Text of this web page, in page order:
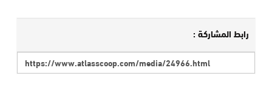
رابط المشاركة :